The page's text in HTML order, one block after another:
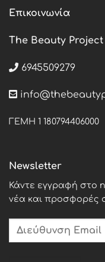
Επικοινωνία
The Beauty Project
6945509279
ΓΕΜΗ 1 180794406000
Newsletter
Κάντε εγγραφή στο
νέα και προσφορές